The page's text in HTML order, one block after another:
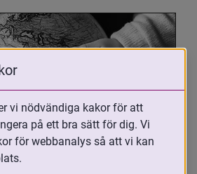
adopterad,
arbetar med
vi nödvändiga kakor för att
på ett bra sätt för dig. Vi
för webbanalys så att vi kan